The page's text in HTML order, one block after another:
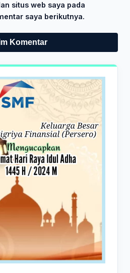
situs web saya pada
saya berikutnya.